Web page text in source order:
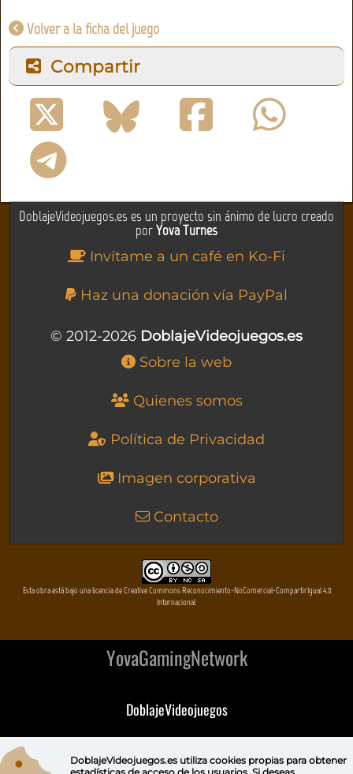
Volver a la ficha del juego
Compartir
DoblajeVideojuegos.es es un proyecto sin ánimo de lucro creado
porYova Turnes
Invítame a un café en Ko-Fi
Haz una donación vía PayPal
© 2012-2026 DoblajeVideojuegos.es
Sobre la web
Quienes somos
Política de Privacidad
Imagen corporativa
Contacto
Esta obra está bajo una licencia de Creative Commons Reconocimiento-NoComercial-CompartirIgual 4.0
Internacional
YovaGamingNetwork
DoblajeVideojuegos
DoblajeVideojuegos.es utiliza cookies propiaspara obtener